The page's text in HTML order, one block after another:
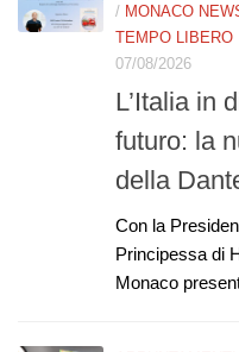
/ MONACO
TEMPO LIBERO
07/08/2026
L’Italia in
futuro: la
della
Con la
Principessa di
Monaco